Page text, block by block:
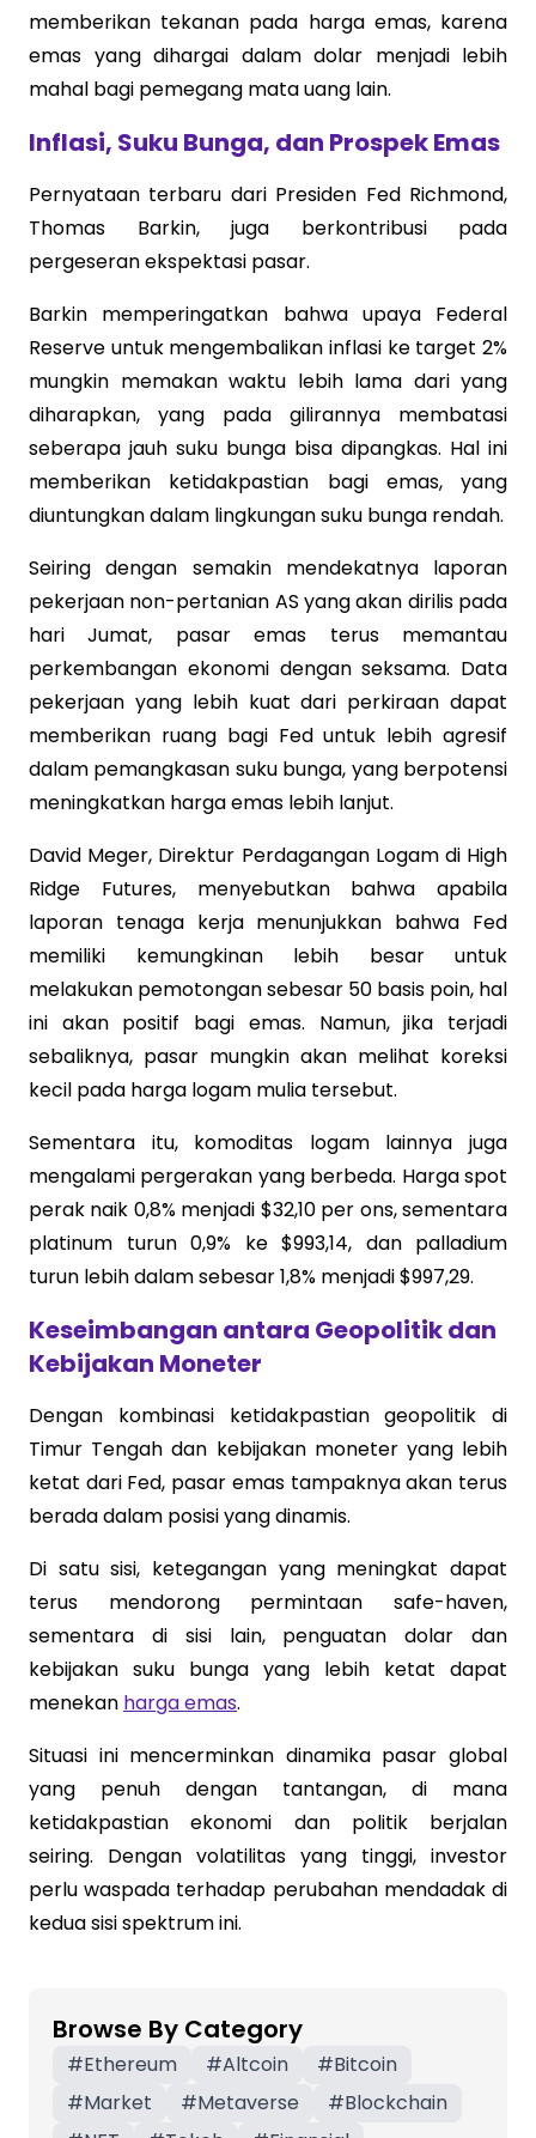
memberikan tekanan pada harga emas, karena
emas yang dihargai dalam dolar menjadi lebih
mahal bagi pemegang mata uang lain.
Inflasi, Suku Bunga, dan Prospek Emas
Pernyataan terbaru dari Presiden Fed Richmond,
Thomas Barkin, juga berkontribusi pada
pergeseran ekspektasi pasar.
Barkin memperingatkan bahwa upaya Federal
Reserve untuk mengembalikan inflasi ke target 2%
mungkin memakan waktu lebih lama dari yang
diharapkan, yang pada gilirannya membatasi
seberapa jauh suku bunga bisa dipangkas. Hal ini
memberikan ketidakpastian bagi emas, yang
diuntungkan dalam lingkungan suku bunga rendah.
Seiring dengan semakin mendekatnya laporan
pekerjaan non-pertanian AS yang akan dirilis pada
hari Jumat, pasar emas terus memantau
perkembangan ekonomi dengan seksama. Data
pekerjaan yang lebih kuat dari perkiraan dapat
memberikan ruang bagi Fed untuk lebih agresif
dalam pemangkasan suku bunga, yang berpotensi
meningkatkan harga emas lebih lanjut.
David Meger, Direktur Perdagangan Logam di High
Ridge Futures, menyebutkan bahwa apabila
laporan tenaga kerja menunjukkan bahwa Fed
memiliki kemungkinan lebih besar untuk
melakukan pemotongan sebesar 50 basis poin, hal
ini akan positif bagi emas. Namun, jika terjadi
sebaliknya, pasar mungkin akan melihat koreksi
kecil pada harga logam mulia tersebut.
Sementara itu, komoditas logam lainnya juga
mengalami pergerakan yang berbeda. Harga spot
perak naik 0,8% menjadi $32,10 per ons, sementara
platinum turun 0,9% ke $993,14, dan palladium
turun lebih dalam sebesar 1,8% menjadi $997,29.
Keseimbangan antara Geopolitik dan
Kebijakan Moneter
Dengan kombinasi ketidakpastian geopolitik di
Timur Tengah dan kebijakan moneter yang lebih
ketat dari Fed, pasar emas tampaknya akan terus
berada dalam posisi yang dinamis.
Di satu sisi, ketegangan yang meningkat dapat
terus mendorong permintaan safe-haven,
sementara di sisi lain, penguatan dolar dan
kebijakan suku bunga yang lebih ketat dapat
menekan harga emas.
Situasi ini mencerminkan dinamika pasar global
yang penuh dengan tantangan, di mana
ketidakpastian ekonomi dan politik berjalan
seiring. Dengan volatilitas yang tinggi, investor
perlu waspada terhadap perubahan mendadak di
kedua sisi spektrum ini.
Browse By Category
#Ethereum #Altcoin #Bitcoin
#Market #Metaverse #Blockchain